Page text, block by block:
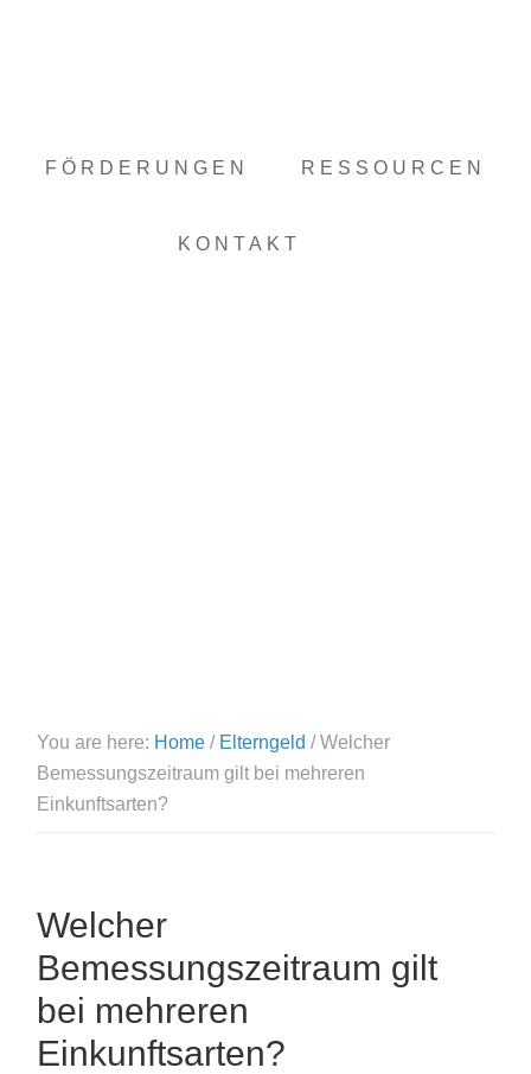
FÖRDERUNGEN RESSOURCEN
KONTAKT
You are here: Home / Elterngeld /Welcher
Bemessungszeitraum gilt bei mehreren
Einkunftsarten?
Welcher
Bemessungszeitraum gilt
bei mehreren
Einkunftsarten?